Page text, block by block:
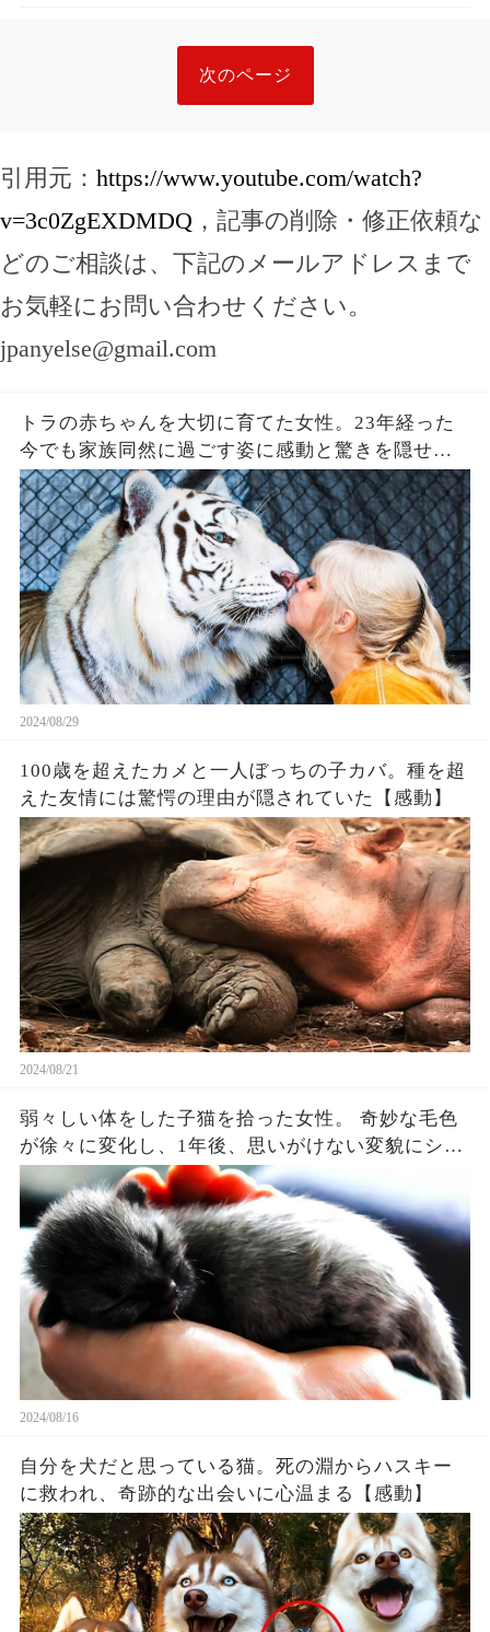
次のページ
引用元： https://www.youtube.com/watch?
v=3c0ZgEXDMDQ ，記事の削除・修正依頼な
どのご相談は、下記のメールアドレスまで
お気軽にお問い合わせください。
jpanyelse@gmail.com
トラの赤ちゃんを大切に育てた女性。23年経った
今でも家族同然に過ごす姿に感動と驚きを隠せな
い【感動】
2024/08/29
100歳を超えたカメと一人ぼっちの子カバ。種を超
えた友情には驚愕の理由が隠されていた【感動】
2024/08/21
弱々しい体をした子猫を拾った女性。 奇妙な毛色
が徐々に変化し、1年後、思いがけない変貌にショ
ックを受けた【感動】
2024/08/16
自分を犬だと思っている猫。死の淵からハスキー
に救われ、奇跡的な出会いに心温まる【感動】